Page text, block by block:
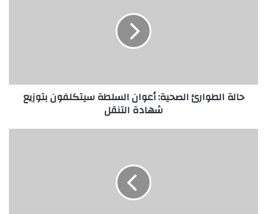
حالة الطوارئ الصحية: أعوان السلطة سيتكلفون بتوزيع
شهادة التنقل